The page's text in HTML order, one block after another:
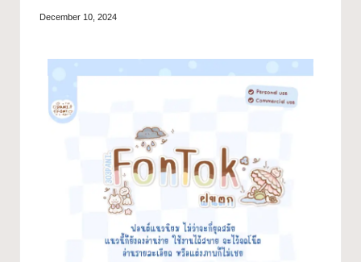
December 10, 2024